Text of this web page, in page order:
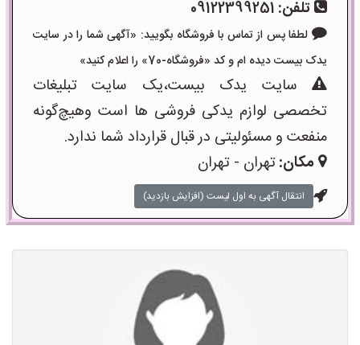
تلفن: 09122399251
لطفا پس از تماس با فروشگاه بگویید: «آگهی شما را در سایت
یدک بیست دیده ام و کد «فروشگاه-70» را اعلام کنید»
سایت یدک بیست،یک سایت تبلیغات
تخصصی لوازم یدکی فروشی ها است وهیچ‌گونه
منفعت و مسئولیتی در قبال قرارداد شما ندارد.
مکان:تهران - تهران
انتقال آگهی به اول لیست (افزایش بازدید)